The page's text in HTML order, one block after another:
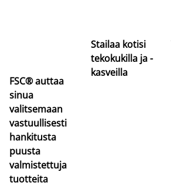
FSC® auttaa
sinua
valitsemaan
vastuullisesti
hankitusta
puusta
valmistettuja
tuotteita
Stailaa kotisi
tekokukilla ja -
kasveilla